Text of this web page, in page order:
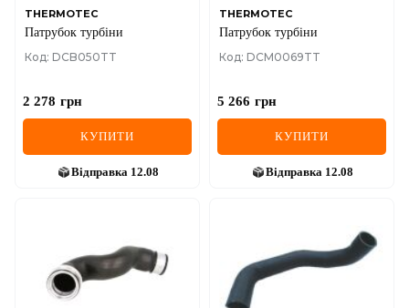
NISSAN
POLESTAR
RENAULT
THERMOTEC
Патрубок турбіни
Код: DCB050TT
2 278 грн
КУПИТИ
Відправка 12.08
THERMOTEC
Патрубок турбіни
Код: DCM0069TT
5 266 грн
КУПИТИ
Відправка 12.08